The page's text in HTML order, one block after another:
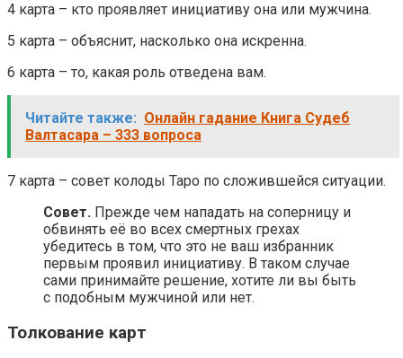
4 карта – кто проявляет инициативу она или мужчина.
5 карта – объяснит, насколько она искренна.
6 карта – то, какая роль отведена вам.
Читайте также: Онлайн гадание Книга Судеб
Валтасара – 333 вопроса
7 карта – совет колоды Таро по сложившейся ситуации.
Совет. Прежде чем нападать на соперницу и
обвинять её во всех смертных грехах
убедитесь в том, что это не ваш избранник
первым проявил инициативу. В таком случае
сами принимайте решение, хотите ли вы быть
с подобным мужчиной или нет.
Толкование карт